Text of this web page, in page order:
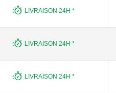
LIVRAISON 24H *
LIVRAISON 24H *
LIVRAISON 24H *